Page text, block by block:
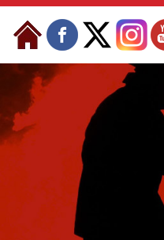
Skip to Content